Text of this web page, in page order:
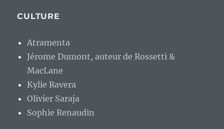
CULTURE
Atramenta
Jérome Dumont, auteur de Rossetti &
MacLane
Kylie Ravera
Olivier Saraja
Sophie Renaudin